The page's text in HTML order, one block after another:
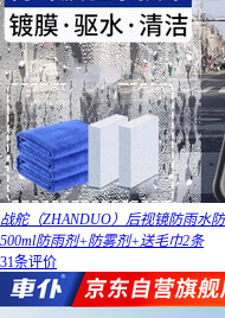
战舵（ZHANDUO）后视镜防雨水
500ml防雨剂+防雾剂+送毛巾2条
31条评价